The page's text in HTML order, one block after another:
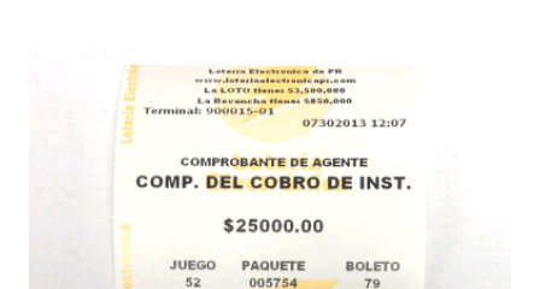
instantáneos”, indicó López. Sobre el sorteo de Powerball,
López explicó que el mismo se continuará realizando en los
Estados Unidos y los jugadores podrán conocer los
números ganadores del mismo a través de la página
aquellos con jugadas anticipadas de los sorteos locales (
Loto, Revancha, Pega 2, Pega 3 Pega 4 ) se les informará